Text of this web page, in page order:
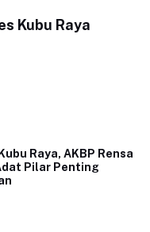
Kubu Raya
Raya, AKBP Rensa
Pilar Penting